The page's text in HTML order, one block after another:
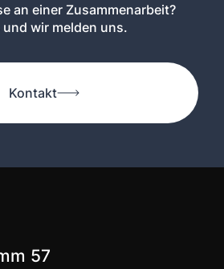
an einer Zusammenarbeit?
wir melden uns.
Kontakt
57